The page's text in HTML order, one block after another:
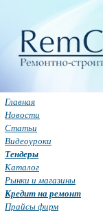
Главная
Новости
Статьи
Видеоуроки
Тендеры
Каталог
Рынки и магазины
Кредит на ремонт
Прайсы фирм